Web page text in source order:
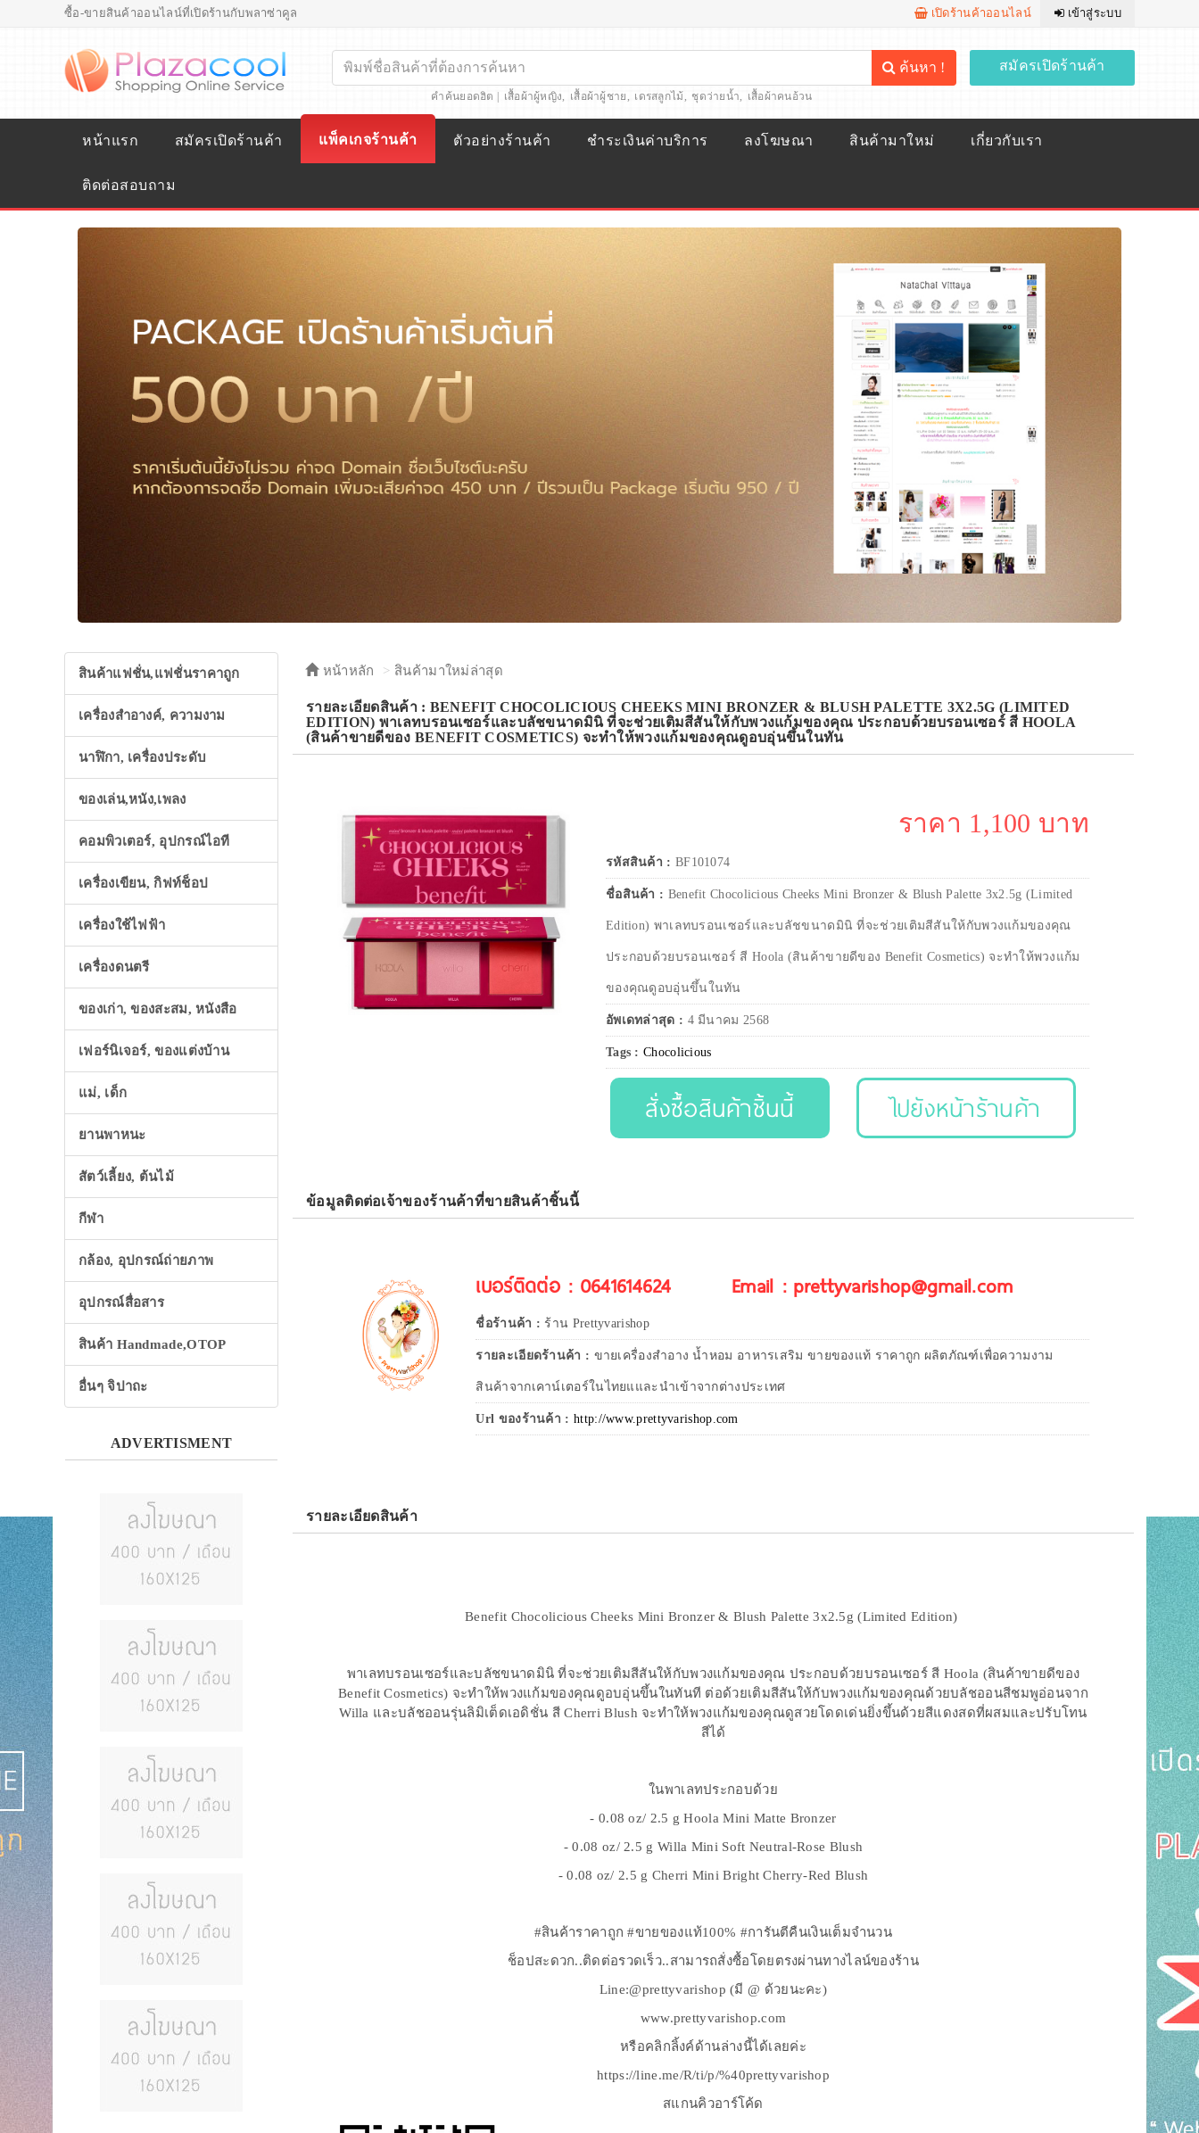
ซื้อ-ขายสินค้าออนไลน์ที่เปิดร้านกับพลาซ่าคูล เปิดร้านค้าออนไลน์ เข้าสู่ระบบ
ค้นหา !
คำค้นยอดฮิต | เสื้อผ้าผู้หญิง, เสื้อผ้าผู้ชาย, เดรสลูกไม้, ชุดว่ายน้ำ, เสื้อผ้าคนอ้วน
สมัครเปิดร้านค้า
หน้าแรก สมัครเปิดร้านค้า แพ็คเกจร้านค้า ตัวอย่างร้านค้า ชำระเงินค่าบริการ ลงโฆษณา สินค้ามาใหม่ เกี่ยวกับเรา
ติดต่อสอบถาม
สินค้าแฟชั่น,แฟชั่นราคาถูก
เครื่องสำอางค์, ความงาม
นาฬิกา, เครื่องประดับ
ของเล่น,หนัง,เพลง
คอมพิวเตอร์, อุปกรณ์ไอที
เครื่องเขียน, กิฟท์ช็อป
เครื่องใช้ไฟฟ้า
เครื่องดนตรี
ของเก่า, ของสะสม, หนังสือ
เฟอร์นิเจอร์, ของแต่งบ้าน
แม่, เด็ก
ยานพาหนะ
สัตว์เลี้ยง, ต้นไม้
กีฬา
กล้อง, อุปกรณ์ถ่ายภาพ
อุปกรณ์สื่อสาร
สินค้า Handmade,OTOP
อื่นๆ จิปาถะ
ADVERTISMENT
หน้าหลัก สินค้ามาใหม่ล่าสุด
รายละเอียดสินค้า : BENEFIT CHOCOLICIOUS CHEEKS MINI BRONZER & BLUSH PALETTE 3X2.5G (LIMITED
EDITION) พาเลทบรอนเซอร์และบลัชขนาดมินิ ที่จะช่วยเติมสีสันให้กับพวงแก้มของคุณ ประกอบด้วยบรอนเซอร์ สี HOOLA
(สินค้าขายดีของ BENEFIT COSMETICS) จะทำให้พวงแก้มของคุณดูอบอุ่นขึ้นในทัน
ราคา 1,100 บาท
รหัสสินค้า : BF101074
ชื่อสินค้า : Benefit Chocolicious Cheeks Mini Bronzer & Blush Palette 3x2.5g (Limited
Edition) พาเลทบรอนเซอร์และบลัชขนาดมินิ ที่จะช่วยเติมสีสันให้กับพวงแก้มของคุณ
ประกอบด้วยบรอนเซอร์ สี Hoola (สินค้าขายดีของ Benefit Cosmetics) จะทำให้พวงแก้ม
ของคุณดูอบอุ่นขึ้นในทัน
อัพเดทล่าสุด : 4 มีนาคม 2568
Tags :Chocolicious
สั่งซื้อสินค้าชิ้นนี้ ไปยังหน้าร้านค้า
ข้อมูลติดต่อเจ้าของร้านค้าที่ขายสินค้าชิ้นนี้
เบอร์ติดต่อ : 0641614624 Email : prettyvarishop@gmail.com
ชื่อร้านค้า : ร้าน Prettyvarishop
รายละเอียดร้านค้า : ขายเครื่องสำอาง น้ำหอม อาหารเสริม ขายของแท้ ราคาถูก ผลิตภัณฑ์เพื่อความงาม
สินค้าจากเคาน์เตอร์ในไทยแและนำเข้าจากต่างประเทศ
Url ของร้านค้า : http://www.prettyvarishop.com
รายละเอียดสินค้า
Benefit Chocolicious Cheeks Mini Bronzer & Blush Palette 3x2.5g (Limited Edition)
พาเลทบรอนเซอร์และบลัชขนาดมินิ ที่จะช่วยเติมสีสันให้กับพวงแก้มของคุณ ประกอบด้วยบรอนเซอร์ สี Hoola (สินค้าขายดีของ
Benefit Cosmetics) จะทำให้พวงแก้มของคุณดูอบอุ่นขึ้นในทันที ต่อด้วยเติมสีสันให้กับพวงแก้มของคุณด้วยบลัชออนสีชมพูอ่อนจาก
Willa และบลัชออนรุ่นลิมิเต็ดเอดิชั่น สี Cherri Blush จะทำให้พวงแก้มของคุณดูสวยโดดเด่นยิ่งขึ้นด้วยสีแดงสดที่ผสมและปรับโทน
สีได้
ในพาเลทประกอบด้วย
- 0.08 oz/ 2.5 g Hoola Mini Matte Bronzer
- 0.08 oz/ 2.5 g Willa Mini Soft Neutral-Rose Blush
- 0.08 oz/ 2.5 g Cherri Mini Bright Cherry-Red Blush
#สินค้าราคาถูก #ขายของแท้100% #การันตีคืนเงินเต็มจำนวน
ช็อปสะดวก..ติดต่อรวดเร็ว..สามารถสั่งซื้อโดยตรงผ่านทางไลน์ของร้าน
Line:@prettyvarishop (มี @ ด้วยนะคะ)
www.prettyvarishop.com
หรือคลิกลิ้งค์ด้านล่างนี้ได้เลยค่ะ
https://line.me/R/ti/p/%40prettyvarishop
สแกนคิวอาร์โค้ด